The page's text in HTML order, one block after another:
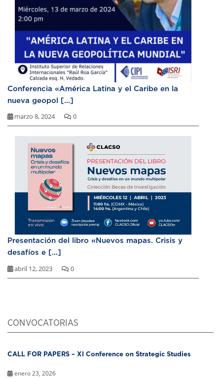
Conferencia «América Latina y el Caribe en la
nueva geopol [...]
marzo 8, 2024 0
Presentación del libro «Nuevos mapas. Crisis y
desafíos e [...]
abril 12, 2023 0
CONVOCATORIAS
CALL FOR PAPERS – XI Conference on Strategic Studies
enero 23, 2026